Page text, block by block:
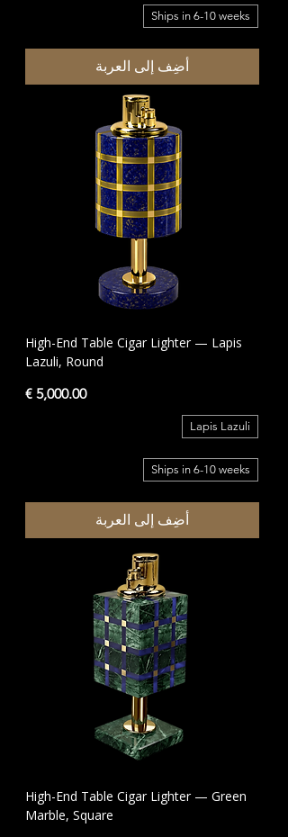
Ships in 6-10 weeks
أضِف إلى العربة
High-End Table Cigar Lighter — Lapis
Lazuli, Round
السعر
Lapis Lazuli
Ships in 6-10 weeks
أضِف إلى العربة
High-End Table Cigar Lighter — Green
Marble, Square